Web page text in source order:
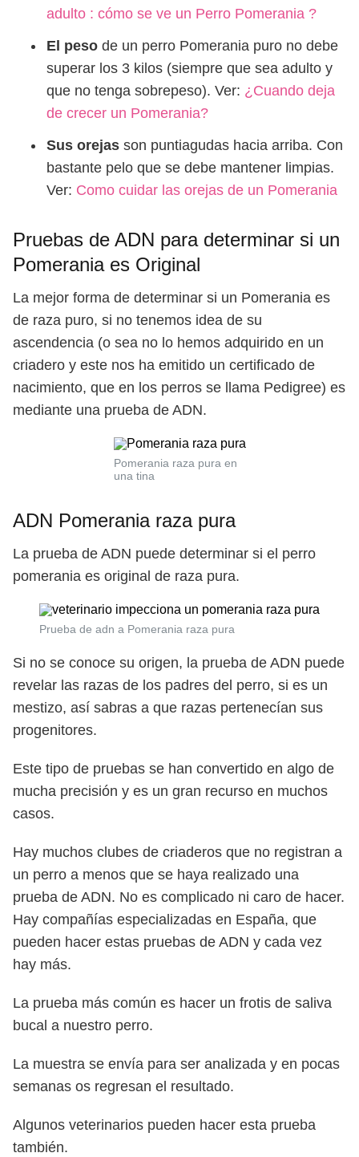
adulto : cómo se ve un Perro Pomerania ?
El peso de un perro Pomerania puro no debe
superar los 3 kilos (siempre que sea adulto y
que no tenga sobrepeso). Ver: ¿Cuando deja
de crecer un Pomerania?
Sus orejas son puntiagudas hacia arriba. Con
bastante pelo que se debe mantener limpias.
Ver: Como cuidar las orejas de un Pomerania
Pruebas de ADN para determinar si un
Pomerania es Original
La mejor forma de determinar si un Pomerania es
de raza puro, si no tenemos idea de su
ascendencia (o sea no lo hemos adquirido en un
criadero y este nos ha emitido un certificado de
nacimiento, que en los perros se llama Pedigree) es
mediante una prueba de ADN.
Pomerania raza pura en
una tina
ADN Pomerania raza pura
La prueba de ADN puede determinar si el perro
pomerania es original de raza pura.
Prueba de adn a Pomerania raza pura
Si no se conoce su origen, la prueba de ADN puede
revelar las razas de los padres del perro, si es un
mestizo, así sabras a que razas pertenecían sus
progenitores.
Este tipo de pruebas se han convertido en algo de
mucha precisión y es un gran recurso en muchos
casos.
Hay muchos clubes de criaderos que no registran a
un perro a menos que se haya realizado una
prueba de ADN. No es complicado ni caro de hacer.
Hay compañías especializadas en España, que
pueden hacer estas pruebas de ADN y cada vez
hay más.
La prueba más común es hacer un frotis de saliva
bucal a nuestro perro.
La muestra se envía para ser analizada y en pocas
semanas os regresan el resultado.
Algunos veterinarios pueden hacer esta prueba
también.